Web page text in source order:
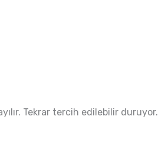
Tekrar tercih edilebilir duruyor.